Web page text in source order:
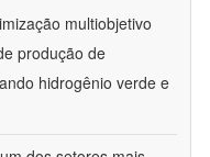
multiobjetivo
produção de
hidrogênio verde e